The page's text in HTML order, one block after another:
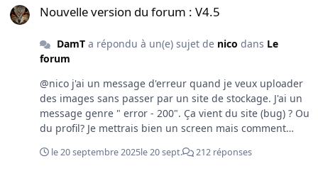
Nouvelle version du forum : V4.5
DamTa répondu à un(e) sujet de nico dans Le
forum
@nico j'ai un message d'erreur quand je veux uploader
des images sans passer par un site de stockage. J'ai un
message genre " error - 200". Ça vient du site (bug) ? Ou
du profil? Je mettrais bien un screen mais comment
le 20 septembre 2025le 20 sept. 212 réponses